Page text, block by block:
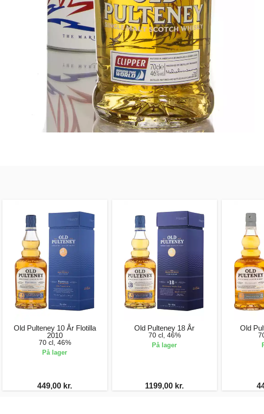
Old Pulteney 10 År Flotilla
2010
70 cl, 46%
På lager
449,00 kr.
Old Pulteney 18 År
70 cl, 46%
På lager
1199,00 kr.
Old